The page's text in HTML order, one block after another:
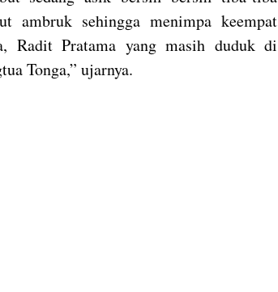
ambruk sehingga menimpa keempat
Radit Pratama yang masih duduk di
Tonga,” ujarnya.